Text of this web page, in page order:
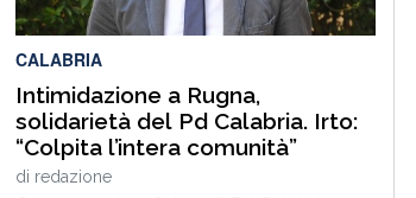
si è verificato nei giorni scorsi […]
CALABRIA
Intimidazione a Rugna,
solidarietà del Pd Calabria. Irto:
“Colpita l’intera comunità”
di redazione